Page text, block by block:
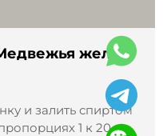
медвежью
желчь
и залить спиртом
1 к 20.